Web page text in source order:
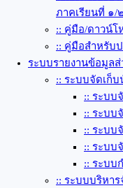
ภาคเรียนที่ ๑/
:: คู่มือ/ดาวน์โ
:: คู่มือสำหรับ
ระบบรายงานข้อมูลส่
:: ระบบจัดเก็
:: ระบบ
:: ระบบ
:: ระบบ
:: ระบบ
:: ระบบ
:: ระบบบริหาร